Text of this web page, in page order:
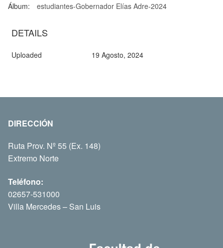
Álbum: estudiantes-Gobernador Elías Adre-2024
DETAILS
Uploaded 19 Agosto, 2024
DIRECCIÓN
Ruta Prov. Nº 55 (Ex. 148)
Extremo Norte
Teléfono:
02657-531000
Villa Mercedes – San Luis